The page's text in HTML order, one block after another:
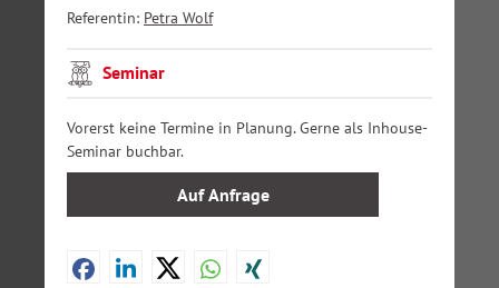
Referentin: Petra Wolf
Seminar
Vorerst keine Termine in Planung. Gerne als Inhouse-
Seminar buchbar.
Auf Anfrage